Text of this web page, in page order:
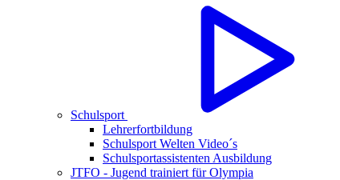
Schulsport
Lehrerfortbildung
Schulsport Welten Video´s
Schulsportassistenten Ausbildung
JTFO - Jugend trainiert für Olympia